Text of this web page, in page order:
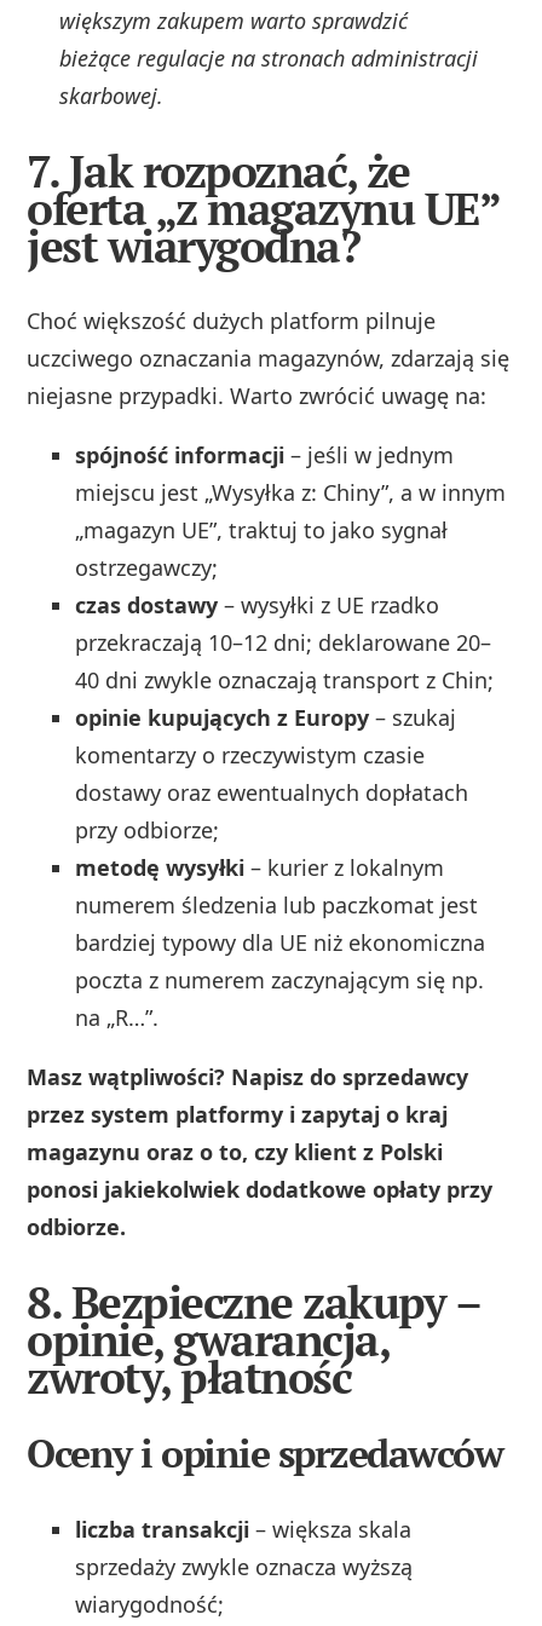
większym zakupem warto sprawdzić
bieżące regulacje na stronach administracji
skarbowej.
7. Jak rozpoznać, że
oferta „z magazynu UE”
jest wiarygodna?
Choć większość dużych platform pilnuje
uczciwego oznaczania magazynów, zdarzają się
niejasne przypadki. Warto zwrócić uwagę na:
spójność informacji – jeśli w jednym
miejscu jest „Wysyłka z: Chiny”, a w innym
„magazyn UE”, traktuj to jako sygnał
ostrzegawczy;
czas dostawy – wysyłki z UE rzadko
przekraczają 10–12 dni; deklarowane 20–
40 dni zwykle oznaczają transport z Chin;
opinie kupujących z Europy – szukaj
komentarzy o rzeczywistym czasie
dostawy oraz ewentualnych dopłatach
przy odbiorze;
metodę wysyłki – kurier z lokalnym
numerem śledzenia lub paczkomat jest
bardziej typowy dla UE niż ekonomiczna
poczta z numerem zaczynającym się np.
na „R…”.
Masz wątpliwości? Napisz do sprzedawcy
przez system platformy i zapytaj o kraj
magazynu oraz o to, czy klient z Polski
ponosi jakiekolwiek dodatkowe opłaty przy
odbiorze.
8. Bezpieczne zakupy –
opinie, gwarancja,
zwroty, płatność
Oceny i opinie sprzedawców
liczba transakcji – większa skala
sprzedaży zwykle oznacza wyższą
wiarygodność;